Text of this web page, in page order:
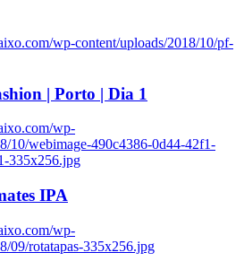
wp-content/uploads/2018/10/pf-
| Porto | Dia 1
wp-
10/webimage-490c4386-0d44-42f1-
335x256.jpg
IPA
wp-
09/rotatapas-335x256.jpg